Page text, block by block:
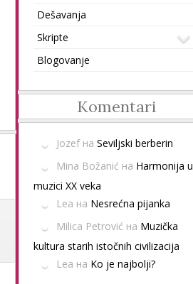
Dešavanja
Skripte
Blogovanje
Komentari
Jozefна Seviljski berberin
Mina Božanić на Harmonija u
muzici XX veka
Lea на Nesrećna pijanka
Milica Petrović на Muzička
kultura starih istočnih civilizacija
Lea на Ko je najbolji?